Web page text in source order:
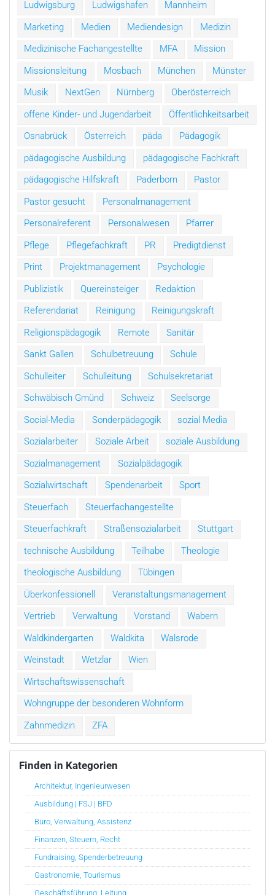
Ludwigsburg Ludwigshafen
Mannheim
Marketing
Medien Mediendesign
Medizin
Medizinische Fachangestellte
MFA
Mission
Missionsleitung
Mosbach München
Münster
Musik
NextGen Nürnberg
Oberösterreich
offene Kinder- und Jugendarbeit
Öffentlichkeitsarbeit
Osnabrück
Österreich päda
Pädagogik
pädagogische Ausbildung
pädagogische Fachkraft
pädagogische Hilfskraft
Paderborn
Pastor
Pastor gesucht
Personalmanagement
Personalreferent
Personalwesen
Pfarrer
Pflege
Pflegefachkraft PR
Predigtdienst
Print
Projektmanagement
Psychologie
Publizistik
Quereinsteiger
Redaktion
Referendariat
Reinigung
Reinigungskraft
Religionspädagogik
Remote
Sanitär
Sankt Gallen
Schulbetreuung
Schule
Schulleiter
Schulleitung
Schulsekretariat
Schwäbisch Gmünd
Schweiz
Seelsorge
Social-Media
Sonderpädagogik
sozial Media
Sozialarbeiter
Soziale Arbeit
soziale Ausbildung
Sozialmanagement
Sozialpädagogik
Sozialwirtschaft
Spendenarbeit
Sport
Steuerfach
Steuerfachangestellte
Steuerfachkraft
Straßensozialarbeit
Stuttgart
technische Ausbildung
Teilhabe
Theologie
theologische Ausbildung
Tübingen
Überkonfessionell
Veranstaltungsmanagement
Vertrieb
Verwaltung Vorstand
Wabern
Waldkindergarten
Waldkita
Walsrode
Weinstadt
Wetzlar
Wien
Wirtschaftswissenschaft
Wohngruppe der besonderen Wohnform
Zahnmedizin
ZFA
Finden in Kategorien
Architektur, Ingenieurwesen
Ausbildung | FSJ | BFD
Büro, Verwaltung, Assistenz
Finanzen, Steuern, Recht
Fundraising, Spenderbetreuung
Gastronomie, Tourismus
Geschäftsführung, Leitung